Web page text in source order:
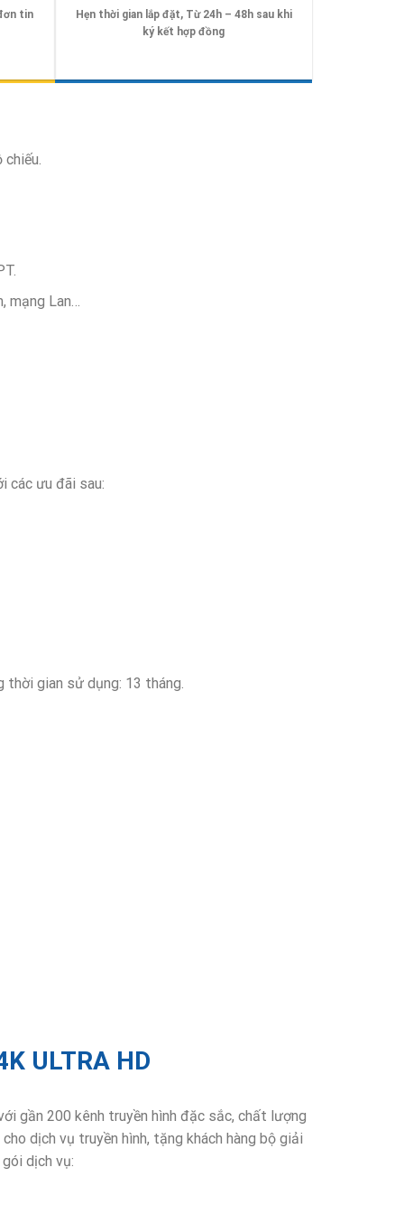
tin
Hẹn thời gian lắp đặt, Từ 24h – 48h sau khi
ký kết hợp đồng
mạng Lan…
các ưu đãi sau:
gian sử dụng: 13 tháng.
ULTRA HD
gần 200 kênh truyền hình đặc sắc, chất lượng
dịch vụ truyền hình, tặng khách hàng bộ giải
dịch vụ: